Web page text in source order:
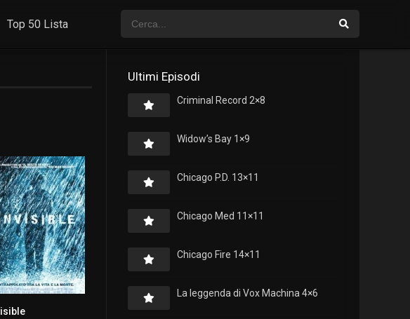
Top 50 Lista
Ultimi Episodi
Criminal Record 2×8
Widow’s Bay 1×9
Chicago P.D. 13×11
Chicago Med 11×11
Chicago Fire 14×11
La leggenda di Vox Machina 4×6